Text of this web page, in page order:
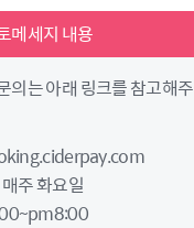
메세지 내용
의는 아래 링크를 참고해주
주 화요일